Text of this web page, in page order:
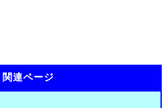
関連ページ